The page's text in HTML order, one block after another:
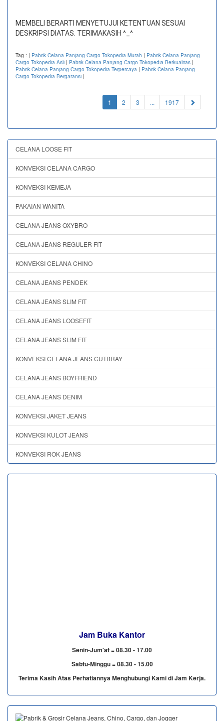
MEMBELI BERARTI MENYETUJUI KETENTUAN SESUAI
DESKRIPSI DIATAS. TERIMAKASIH ^_^
Tag : | Pabrik Celana Panjang Cargo Tokopedia Murah | Pabrik Celana Panjang
Cargo Tokopedia Asli | Pabrik Celana Panjang Cargo Tokopedia Berkualitas |
Pabrik Celana Panjang Cargo Tokopedia Terpercaya | Pabrik Celana Panjang
Cargo Tokopedia Bergaransi |
1 (current)
2 3 ... 1917
CELANA LOOSE FIT
KONVEKSI CELANA CARGO
KONVEKSI KEMEJA
PAKAIAN WANITA
CELANA JEANS OXYBRO
CELANA JEANS REGULER FIT
KONVEKSI CELANA CHINO
CELANA JEANS PENDEK
CELANA JEANS SLIM FIT
CELANA JEANS LOOSEFIT
CELANA JEANS SLIM FIT
KONVEKSI CELANA JEANS CUTBRAY
CELANA JEANS BOYFRIEND
CELANA JEANS DENIM
KONVEKSI JAKET JEANS
KONVEKSI KULOT JEANS
KONVEKSI ROK JEANS
Jam Buka Kantor
Senin-Jum'at = 08.30 - 17.00
Sabtu-Minggu = 08.30 - 15.00
Terima Kasih Atas Perhatiannya Menghubungi Kami di Jam Kerja.